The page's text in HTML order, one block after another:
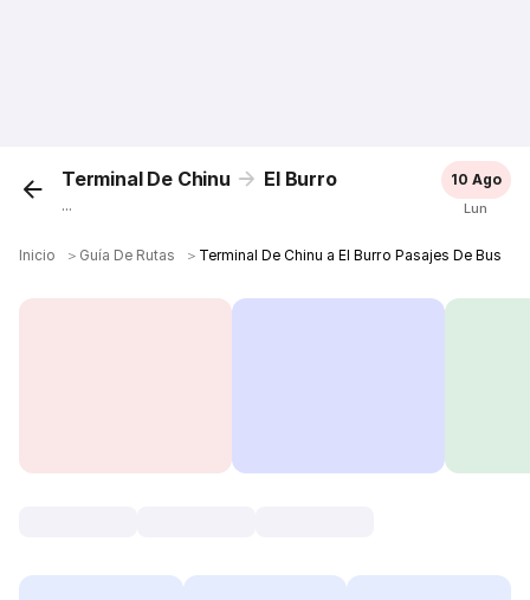
Terminal De Chinu El Burro
...
10 Ago
Lun
Inicio ＞ Guía De Rutas ＞ Terminal De Chinu a El Burro Pasajes De Bus